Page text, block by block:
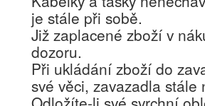
je stále při sobě.
Již zaplacené zboží v
dozoru.
Při ukládání zboží do
své věci, zavazadla stále